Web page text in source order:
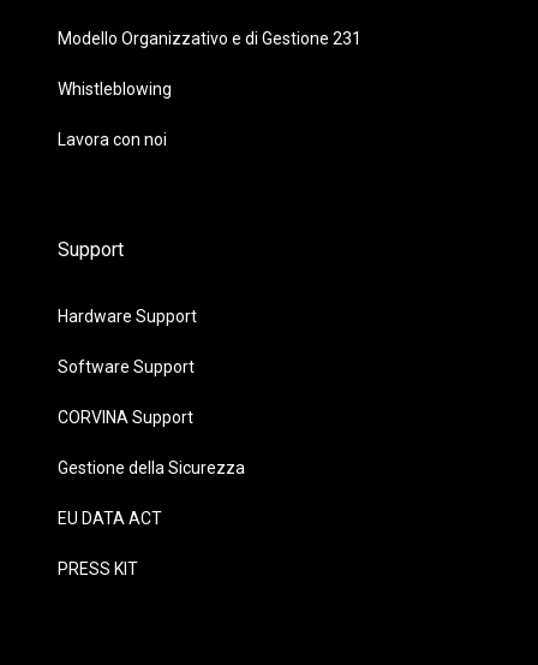
Modello Organizzativo e di Gestione 231
Whistleblowing
Lavora con noi
Support
Hardware Support
Software Support
CORVINA Support
Gestione della Sicurezza
EU DATA ACT
PRESS KIT